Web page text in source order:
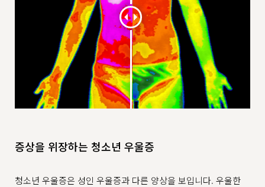
증상을 위장하는 청소년 우울증
청소년 우울증은 성인 우울증과 다른 양상을 보입니다. 우울한